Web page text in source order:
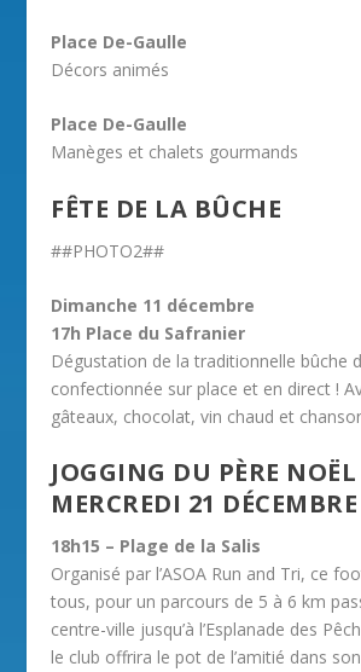
Place De-Gaulle
Décors animés
Place De-Gaulle
Manèges et chalets gourmands
FÊTE DE LA BÛCHE
##PHOTO2##
Dimanche 11 décembre
17h Place du Safranier
Dégustation de la traditionnelle bûche
confectionnée sur place et en direct !
gâteaux, chocolat, vin chaud et
JOGGING DU PÈRE NOËL
MERCREDI 21 DÉCEMBRE
18h15 – Plage de la Salis
Organisé par l’ASOA Run and Tri, ce
tous, pour un parcours de 5 à 6 km
centre-ville jusqu’à l’Esplanade des
le club offrira le pot de l’amitié dans